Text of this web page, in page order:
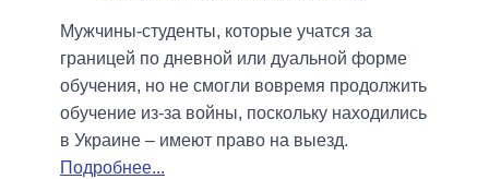
Мужчины-студенты, которые учатся за
границей по дневной или дуальной форме
обучения, но не смогли вовремя продолжить
обучение из-за войны, поскольку находились
в Украине – имеют право на выезд.
Подробнее...